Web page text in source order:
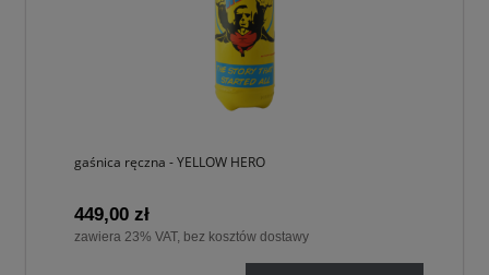
gaśnica ręczna - YELLOW HERO
449,00 zł
zawiera 23% VAT, bez kosztów dostawy